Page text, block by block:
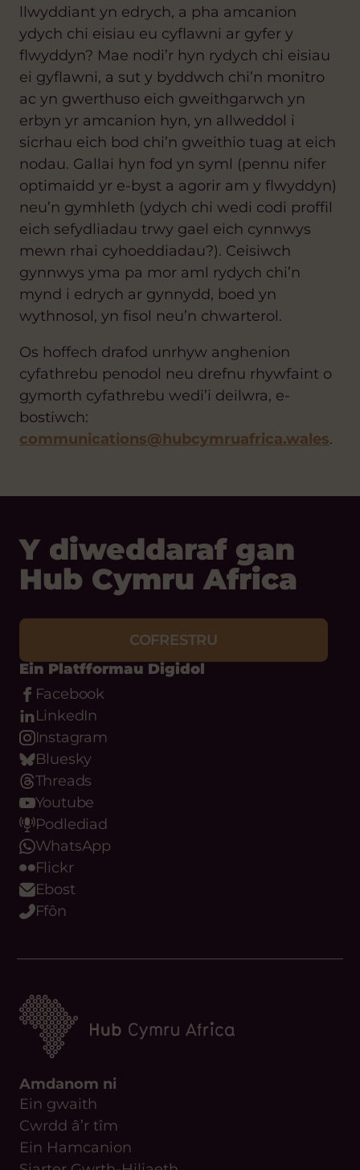
llwyddiant yn edrych, a pha amcanion
ydych chi eisiau eu cyflawni ar gyfer y
flwyddyn? Mae nodi’r hyn rydych chi eisiau
ei gyflawni, a sut y byddwch chi’n monitro
ac yn gwerthuso eich gweithgarwch yn
erbyn yr amcanion hyn, yn allweddol i
sicrhau eich bod chi’n gweithio tuag at eich
nodau. Gallai hyn fod yn syml (pennu nifer
optimaidd yr e-byst a agorir am y flwyddyn)
neu’n gymhleth (ydych chi wedi codi proffil
eich sefydliadau trwy gael eich cynnwys
mewn rhai cyhoeddiadau?). Ceisiwch
gynnwys yma pa mor aml rydych chi’n
mynd i edrych ar gynnydd, boed yn
wythnosol, yn fisol neu’n chwarterol.
Os hoffech drafod unrhyw anghenion
cyfathrebu penodol neu drefnu rhywfaint o
gymorth cyfathrebu wedi’i deilwra, e-
bostiwch:
communications@hubcymruafrica.wales.
Y diweddaraf gan
Hub Cymru Africa
COFRESTRU
Ein Platfformau Digidol
Facebook
LinkedIn
Instagram
Bluesky
Threads
Youtube
Podlediad
WhatsApp
Flickr
Ebost
Ffôn
Amdanom ni
Ein gwaith
Cwrdd â’r tîm
Ein Hamcanion